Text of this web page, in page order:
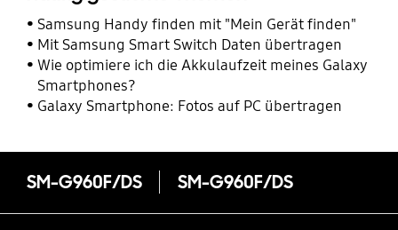
Samsung Handy finden mit "Mein Gerät finden"
Mit Samsung Smart Switch Daten übertragen
Wie optimiere ich die Akkulaufzeit meines Galaxy
Smartphones?
Galaxy Smartphone: Fotos auf PC übertragen
SM-G960F/DS SM-G960F/DS